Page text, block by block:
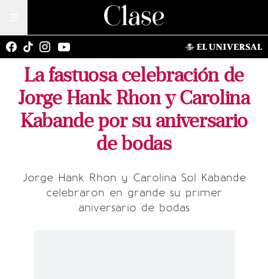
La fastuosa celebración de
Jorge Hank Rhon y Carolina
Kabande por su aniversario
de bodas
Jorge Hank Rhon y Carolina Sol Kabande
celebraron en grande su primer
aniversario de bodas